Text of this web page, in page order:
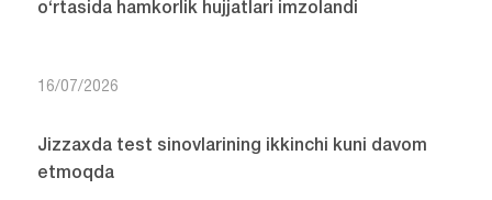
o‘rtasida hamkorlik hujjatlari imzolandi
16/07/2026
Jizzaxda test sinovlarining ikkinchi kuni davom
etmoqda